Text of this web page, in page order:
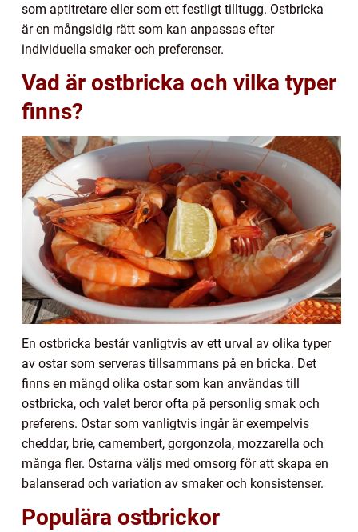
som aptitretare eller som ett festligt tilltugg. Ostbricka
är en mångsidig rätt som kan anpassas efter
individuella smaker och preferenser.
Vad är ostbricka och vilka typer
finns?
En ostbricka består vanligtvis av ett urval av olika typer
av ostar som serveras tillsammans på en bricka. Det
finns en mängd olika ostar som kan användas till
ostbricka, och valet beror ofta på personlig smak och
preferens. Ostar som vanligtvis ingår är exempelvis
cheddar, brie, camembert, gorgonzola, mozzarella och
många fler. Ostarna väljs med omsorg för att skapa en
balanserad och variation av smaker och konsistenser.
Populära ostbrickor